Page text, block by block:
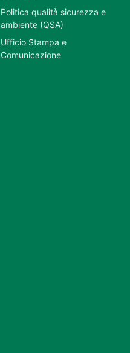
Politica qualità sicurezza e
ambiente (QSA)
Ufficio Stampa e
Comunicazione